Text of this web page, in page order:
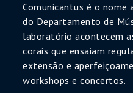
Comunicantus é o
do Departamento de
laboratório acontecem
corais que ensaiam
extensão e
workshops e concertos.